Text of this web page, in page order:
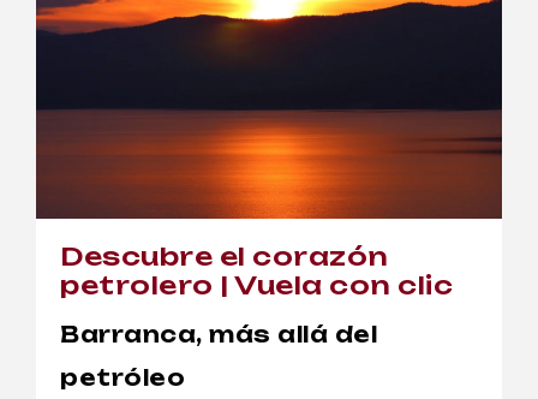
Descubre el corazón
petrolero | Vuela con clic
Barranca, más allá del
petróleo